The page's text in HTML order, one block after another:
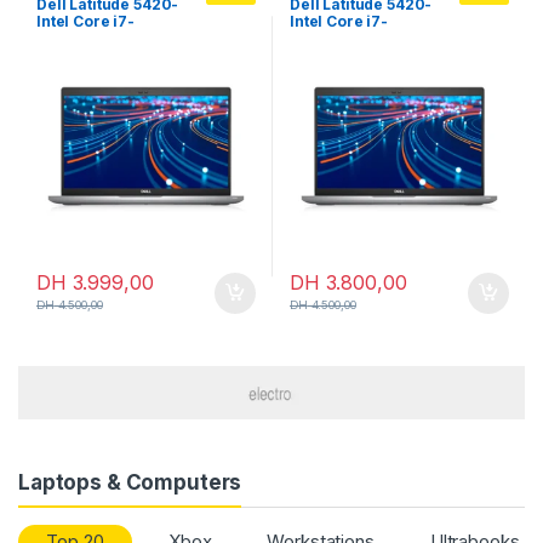
professionnels
Dell Latitude 5420-
Intel Core i7-
DH 3.999,00
DH4.500,00
professionnels
Dell Latitude 5420-
Intel Core i7-
DH 3.800,00
DH4.500,00
Laptops & Computers